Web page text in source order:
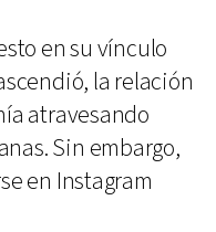
en su vínculo
la relación
atravesando
Sin embargo,
en Instagram